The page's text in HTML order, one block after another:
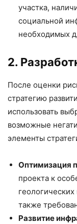
участка,
социальной
необходимых
2.
После оценки
стратегию
использовать
возможные
элементы
Оптимизация
проекта к
также
Развитие